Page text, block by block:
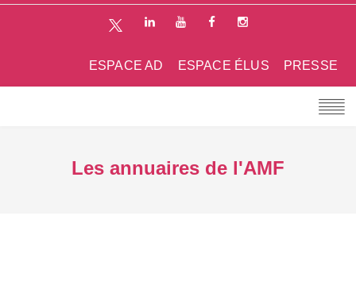
PRESSE
ESPACE ÉLUS
ESPACE AD
Les annuaires de l'AMF